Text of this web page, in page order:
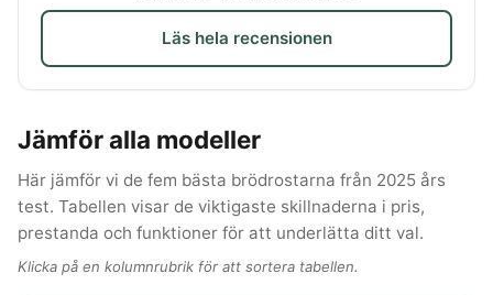
Läs hela recensionen
Jämför alla modeller
Här jämför vi de fem bästa brödrostarna från 2025 års
test. Tabellen visar de viktigaste skillnaderna i pris,
prestanda och funktioner för att underlätta ditt val.
Klicka på en kolumnrubrik för att sortera tabellen.